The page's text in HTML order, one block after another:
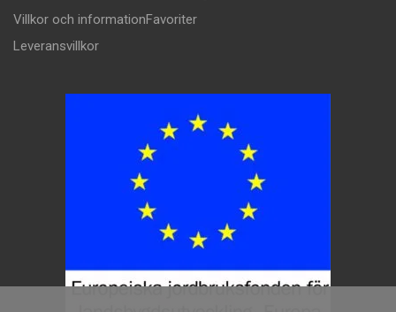
Villkor och information
Leveransvillkor
Favoriter